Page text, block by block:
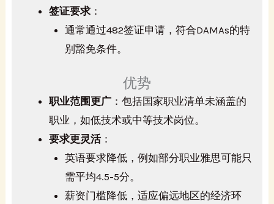
签证要求 ：
通常通过482签证申请，符合DAMAs的特
别豁免条件。
优势
职业范围更广 ：包括国家职业清单未涵盖的
职业，如低技术或中等技术岗位。
要求更灵活：
英语要求降低，例如部分职业雅思可能只
需平均4.5-5分。
薪资门槛降低，适应偏远地区的经济环